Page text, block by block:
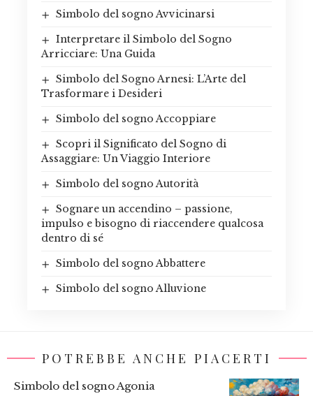
Simbolo del sogno Avvicinarsi
Interpretare il Simbolo del Sogno
Arricciare: Una Guida
Simbolo del Sogno Arnesi: L’Arte del
Trasformare i Desideri
Simbolo del sogno Accoppiare
Scopri il Significato del Sogno di
Assaggiare: Un Viaggio Interiore
Simbolo del sogno Autorità
Sognare un accendino – passione,
impulso e bisogno di riaccendere qualcosa
dentro di sé
Simbolo del sogno Abbattere
Simbolo del sogno Alluvione
POTREBBE ANCHE PIACERTI
Simbolo del sogno Agonia